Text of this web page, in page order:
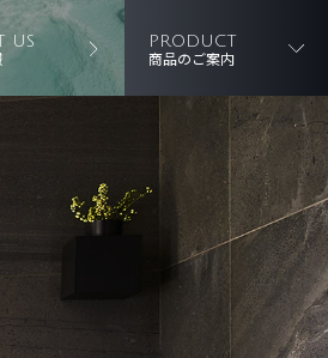
US PRODUCT
商品のご案内